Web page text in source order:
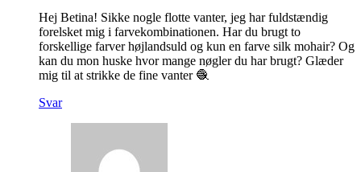
Hej Betina! Sikke nogle flotte vanter, jeg har fuldstændig
forelsket mig i farvekombinationen. Har du brugt to
forskellige farver højlandsuld og kun en farve silk mohair? Og
kan du mon huske hvor mange nøgler du har brugt? Glæder
mig til at strikke de fine vanter 🧶
Svar